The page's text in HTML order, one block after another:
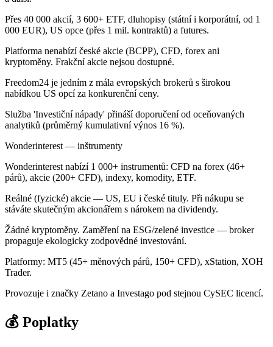
Přes 40 000 akcií, 3 600+ ETF, dluhopisy (státní i korporátní, od 1
000 EUR), US opce (přes 1 mil. kontraktů) a futures.
Platforma nenabízí české akcie (BCPP), CFD, forex ani
kryptoměny. Frakční akcie nejsou dostupné.
Freedom24 je jedním z mála evropských brokerů s širokou
nabídkou US opcí za konkurenční ceny.
Služba 'Investiční nápady' přináší doporučení od oceňovaných
analytiků (průměrný kumulativní výnos 16 %).
Wonderinterest — inštrumenty
Wonderinterest nabízí 1 000+ instrumentů: CFD na forex (46+
párů), akcie (200+ CFD), indexy, komodity, ETF.
Reálné (fyzické) akcie — US, EU i české tituly. Při nákupu se
stáváte skutečným akcionářem s nárokem na dividendy.
Žádné kryptoměny. Zaměření na ESG/zelené investice — broker
propaguje ekologicky zodpovědné investování.
Platformy: MT5 (45+ měnových párů, 150+ CFD), xStation, XOH
Trader.
Provozuje i značky Zetano a Investago pod stejnou CySEC licencí.
💰 Poplatky